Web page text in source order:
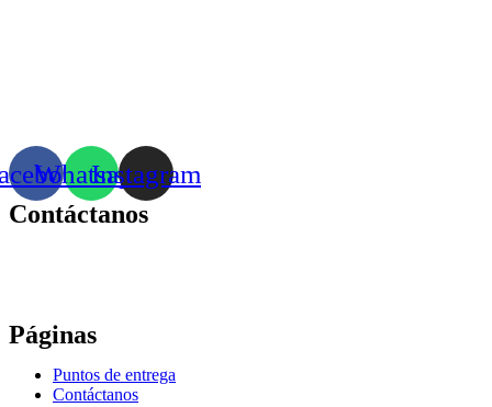
WhatsappInstagram
Contáctanos
Páginas
Puntos de entrega
Contáctanos